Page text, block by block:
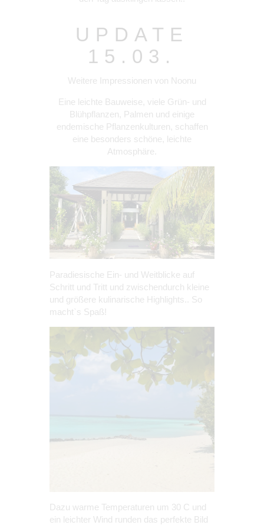
UPDATE
15.03.
Weitere Impressionen von Noonu
Eine leichte Bauweise, viele Grün- und
Blühpflanzen, Palmen und einige
endemische Pflanzenkulturen, schaffen
eine besonders schöne, leichte
Atmosphäre.
Paradiesische Ein- und Weitblicke auf
Schritt und Tritt und zwischendurch kleine
und größere kulinarische Highlights.. So
macht`s Spaß!
Dazu warme Temperaturen um 30 C und
ein leichter Wind runden das perfekte Bild